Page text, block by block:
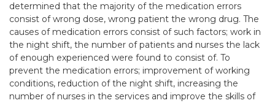
determined that the majority of the medication errors
consist of wrong dose, wrong patient the wrong drug. The
causes of medication errors consist of such factors; work in
the night shift, the number of patients and nurses the lack
of enough experienced were found to consist of. To
prevent the medication errors; improvement of working
conditions, reduction of the night shift, increasing the
number of nurses in the services and improve the skills of